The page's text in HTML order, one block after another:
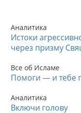
Аналитика
Истоки
через призму
Все об Исламе
Помоги — и тебе
Аналитика
Включи голову